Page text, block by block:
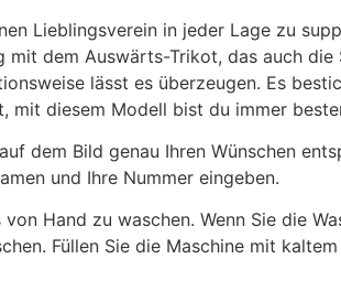
Lieblingsverein in jeder Lage zu
dem Auswärts-Trikot, das auch
lässt es überzeugen. Es
mit diesem Modell bist du immer
dem Bild genau Ihren Wünschen
und Ihre Nummer eingeben.
Hand zu waschen. Wenn Sie die
Füllen Sie die Maschine mit